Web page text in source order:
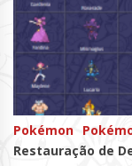
Pokémon
Restauração de